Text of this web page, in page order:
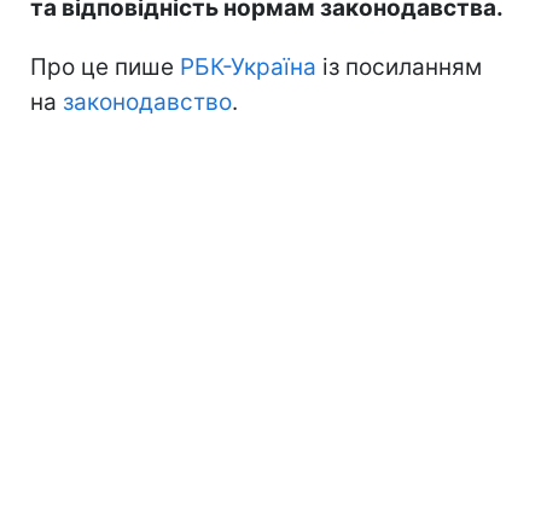
та відповідність нормам законодавства.
Про це пише РБК-Україна із посиланням
на законодавство.